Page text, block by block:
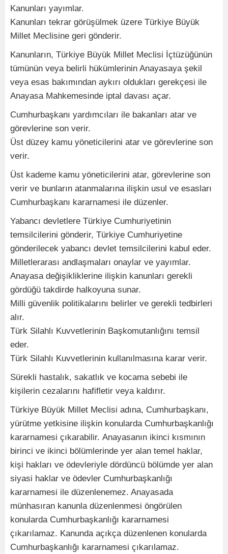
Kanunları yayımlar.
Kanunları tekrar görüşülmek üzere Türkiye Büyük
Millet Meclisine geri gönderir.
Kanunların, Türkiye Büyük Millet Meclisi İçtüzüğünün
tümünün veya belirli hükümlerinin Anayasaya şekil
veya esas bakımından aykırı oldukları gerekçesi ile
Anayasa Mahkemesinde iptal davası açar.
Cumhurbaşkanı yardımcıları ile bakanları atar ve
görevlerine son verir.
Üst düzey kamu yöneticilerini atar ve görevlerine son
verir.
Üst kademe kamu yöneticilerini atar, görevlerine son
verir ve bunların atanmalarına ilişkin usul ve esasları
Cumhurbaşkanı kararnamesi ile düzenler.
Yabancı devletlere Türkiye Cumhuriyetinin
temsilcilerini gönderir, Türkiye Cumhuriyetine
gönderilecek yabancı devlet temsilcilerini kabul eder.
Milletlerarası andlaşmaları onaylar ve yayımlar.
Anayasa değişikliklerine ilişkin kanunları gerekli
gördüğü takdirde halkoyuna sunar.
Milli güvenlik politikalarını belirler ve gerekli tedbirleri
alır.
Türk Silahlı Kuvvetlerinin Başkomutanlığını temsil
eder.
Türk Silahlı Kuvvetlerinin kullanılmasına karar verir.
Sürekli hastalık, sakatlık ve kocama sebebi ile
kişilerin cezalarını hafifletir veya kaldırır.
Türkiye Büyük Millet Meclisi adına, Cumhurbaşkanı,
yürütme yetkisine ilişkin konularda Cumhurbaşkanlığı
kararnamesi çıkarabilir. Anayasanın ikinci kısmının
birinci ve ikinci bölümlerinde yer alan temel haklar,
kişi hakları ve ödevleriyle dördüncü bölümde yer alan
siyasi haklar ve ödevler Cumhurbaşkanlığı
kararnamesi ile düzenlenemez. Anayasada
münhasıran kanunla düzenlenmesi öngörülen
konularda Cumhurbaşkanlığı kararnamesi
çıkarılamaz. Kanunda açıkça düzenlenen konularda
Cumhurbaşkanlığı kararnamesi çıkarılamaz.